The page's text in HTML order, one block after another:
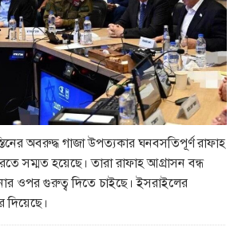
অবরুদ্ধ গাজা উপত্যকার ঘনবসতিপূর্ণ রাফাহ
সম্মত হয়েছে। তারা রাফাহ আগ্রাসন বন্ধ
ওপর গুরুত্ব দিতে চাইছে। ইসরাইলের